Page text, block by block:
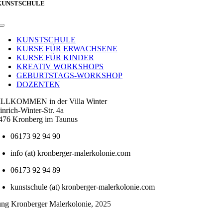
Toggle
NavigationKUNSTSCHULE
KURSE FÜR ERWACHSENE
KURSE FÜR KINDER
KREATIV WORKSHOPS
GEBURTSTAGS-WORKSHOP
DOZENTEN
in der Villa Winter
Winter-Str. 4a
Kronberg im Taunus
06173 92 94 90
info (at) kronberger-malerkolonie.com
06173 92 94 89
kunstschule (at) kronberger-malerkolonie.com
Kronberger Malerkolonie, 2025